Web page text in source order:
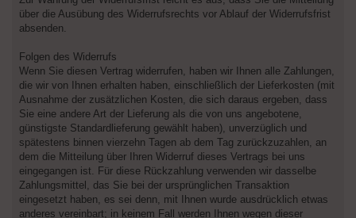
über die Ausübung des Widerrufsrechts vor Ablauf der Widerrufsfrist
absenden.
Folgen des Widerrufs
Wenn Sie diesen Vertrag widerrufen, haben wir Ihnen alle Zahlungen,
die wir von Ihnen erhalten haben, einschließlich der Lieferkosten (mit
Ausnahme der zusätzlichen Kosten, die sich daraus ergeben, dass
Sie eine andere Art der Lieferung als die von uns angebotene,
günstigste Standardlieferung gewählt haben), unverzüglich und
spätestens binnen vierzehn Tagen ab dem Tag zurückzuzahlen, an
dem die Mitteilung über Ihren Widerruf dieses Vertrags bei uns
eingegangen ist. Für diese Rückzahlung verwenden wir dasselbe
Zahlungsmittel, das Sie bei der ursprünglichen Transaktion
eingesetzt haben, es sei denn, mit Ihnen wurde ausdrücklich etwas
anderes vereinbart; in keinem Fall werden Ihnen wegen dieser